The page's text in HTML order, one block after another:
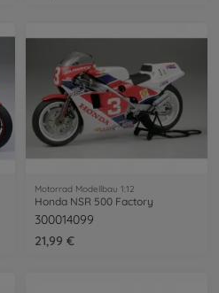
Motorrad Modellbau 1:12
Honda NSR 500 Factory
300014099
21,99 €